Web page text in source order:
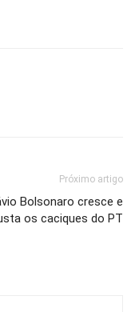
Próximo artigo
Bolsonaro cresce e
os caciques do PT